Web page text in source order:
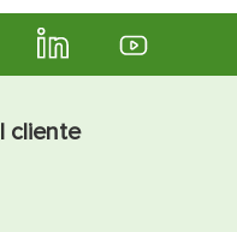
cliente